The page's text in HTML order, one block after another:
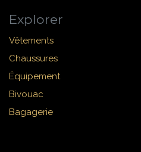
Explorer
Vêtements
Chaussures
Équipement
Bivouac
Bagagerie